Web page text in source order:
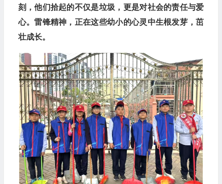
刻，他们拾起的不仅是垃圾，更是对社会的责任与爱
心。雷锋精神，正在这些幼小的心灵中生根发芽，茁
壮成长。